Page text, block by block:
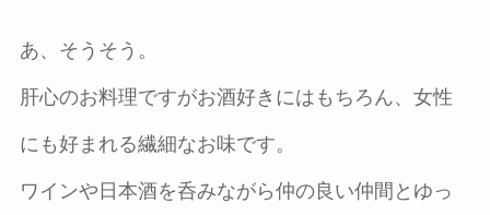
あ、そうそう。
肝心のお料理ですがお酒好きにはもちろん、女性
にも好まれる繊細なお味です。
ワインや日本酒を呑みながら仲の良い仲間とゆっ